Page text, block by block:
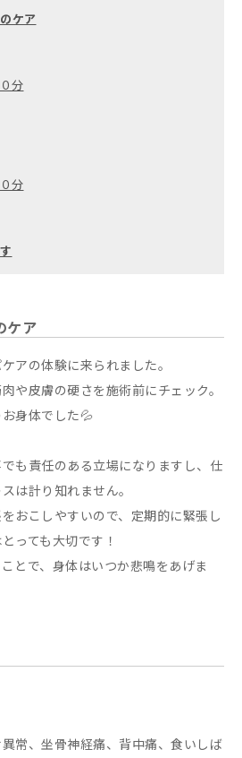
ケア
分
分
ケア
アの体験に来られました。
や皮膚の硬さを施術前にチェック。
身体でした💦
も責任のある立場になりますし、仕
は計り知れません。
おこしやすいので、定期的に緊張し
っても大切です！
とで、身体はいつか悲鳴をあげま
常、坐骨神経痛、背中痛、食いしば